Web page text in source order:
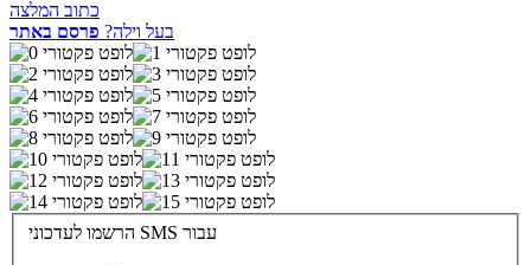
כתוב המלצה
בעל וילה? פרסם באתר
הרשמו לעדכוני SMS עבור